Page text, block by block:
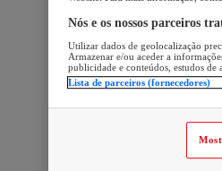
Nós e os nossos parceiros
Utilizar dados de geolocalização
Armazenar e/ou aceder a
publicidade e conteúdos, estudos de
Lista de parceiros (fornecedores)